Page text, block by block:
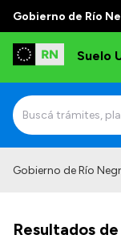
Gobierno de Río
Suelo
Gobierno de Río
Resultados